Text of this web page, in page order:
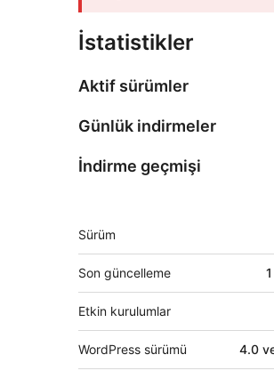
İstatistikler
Aktif sürümler
Günlük indirmeler
İndirme geçmişi
Meta
Sürüm
Son güncelleme
Etkin kurulumlar
WordPress sürümü 4.0